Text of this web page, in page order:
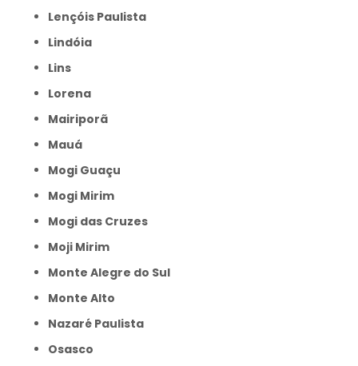
Lençóis Paulista
Lindóia
Lins
Lorena
Mairiporã
Mauá
Mogi Guaçu
Mogi Mirim
Mogi das Cruzes
Moji Mirim
Monte Alegre do Sul
Monte Alto
Nazaré Paulista
Osasco